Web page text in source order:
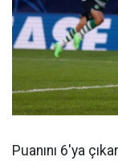
Puanını 6'ya